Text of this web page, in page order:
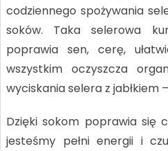
codziennego spożywania
soków. Taka selerowa
poprawia sen, cerę,
wszystkim oczyszcza
wyciskania selera z jabłkiem
Dzięki sokom poprawia się
jesteśmy pełni energii i